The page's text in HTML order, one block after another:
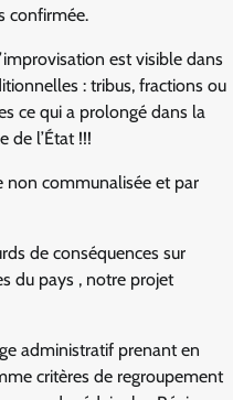
confirmée.
est visible dans
: tribus, fractions ou
ce qui a prolongé dans la
de l’État !!!
non communalisée et par
de conséquences sur
du pays , notre projet
administratif prenant en
critères de regroupement